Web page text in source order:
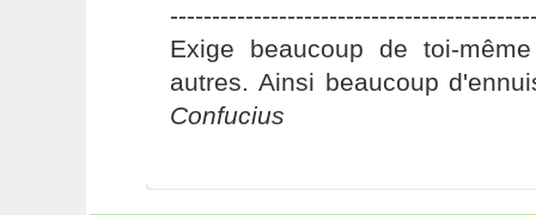
Exige beaucoup de toi-
autres. Ainsi beaucoup
Confucius